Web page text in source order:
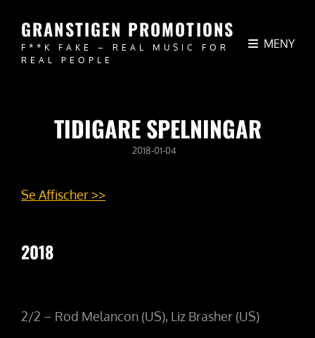
GRANSTIGEN PROMOTIONS
F**K FAKE – REAL MUSIC FOR
REAL PEOPLE
MENY
TIDIGARE SPELNINGAR
PUBLICERAT
2018-01-04
Se Affischer >>
2018
2/2 – Rod Melancon (US), Liz Brasher (US)